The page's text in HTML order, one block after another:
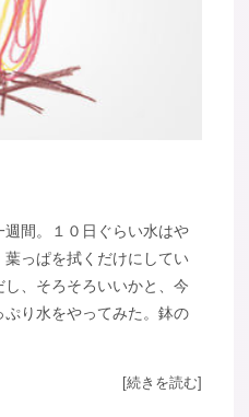
間。１０日ぐらい水はや
っぱを拭くだけにしてい
、そろそろいいかと、今
り水をやってみた。鉢の
[続きを読む]